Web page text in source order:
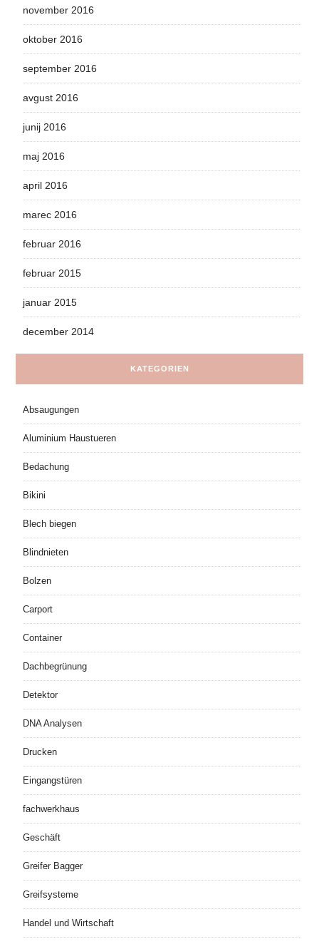
november 2016
oktober 2016
september 2016
avgust 2016
junij 2016
maj 2016
april 2016
marec 2016
februar 2016
februar 2015
januar 2015
december 2014
KATEGORIEN
Absaugungen
Aluminium Haustueren
Bedachung
Bikini
Blech biegen
Blindnieten
Bolzen
Carport
Container
Dachbegrünung
Detektor
DNA Analysen
Drucken
Eingangstüren
fachwerkhaus
Geschäft
Greifer Bagger
Greifsysteme
Handel und Wirtschaft